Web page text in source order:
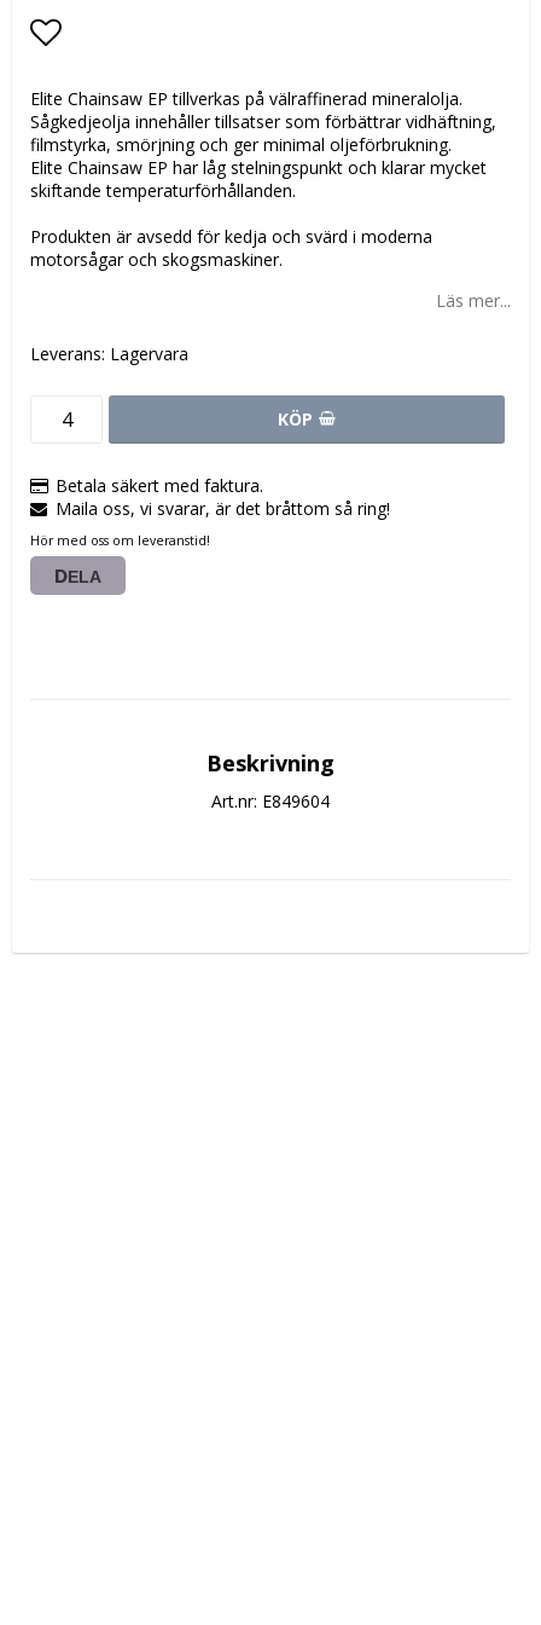
Lägg till i favoritlistan
Elite Chainsaw EP tillverkas på välraffinerad mineralolja.
Sågkedjeolja innehåller tillsatser som förbättrar vidhäftning,
filmstyrka, smörjning och ger minimal oljeförbrukning.
Elite Chainsaw EP har låg stelningspunkt och klarar mycket
skiftande temperaturförhållanden.
Produkten är avsedd för kedja och svärd i moderna
motorsågar och skogsmaskiner.
Läs mer...
Leverans: Lagervara
KÖP
Betala säkert med faktura.
Maila oss, vi svarar, är det bråttom så ring!
Hör med oss om leveranstid!
DELA
Beskrivning
Art.nr: E849604